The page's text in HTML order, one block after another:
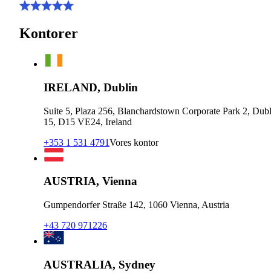
Kontorer
IRELAND, Dublin
Suite 5, Plaza 256, Blanchardstown Corporate Park 2,
15, D15 VE24, Ireland
+353 1 531 4791Vores kontor
AUSTRIA, Vienna
Gumpendorfer Straße 142, 1060 Vienna, Austria
+43 720 971226
AUSTRALIA, Sydney